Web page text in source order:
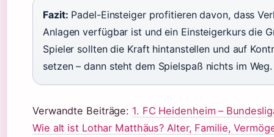
Fazit: Padel-Einsteiger profitieren davon, dass
Anlagen verfügbar ist und ein Einsteigerkurs die
Spieler sollten die Kraft hintanstellen und auf
setzen – dann steht dem Spielspaß nichts im Weg.
Verwandte Beiträge: 1. FC Heidenheim –
Wie alt ist Lothar Matthäus? Alter, Familie,